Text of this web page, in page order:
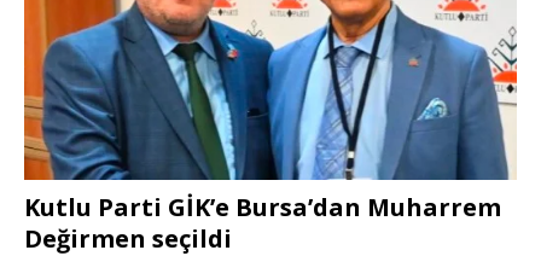
Kutlu Parti GİK’e Bursa’dan Muharrem
Değirmen seçildi